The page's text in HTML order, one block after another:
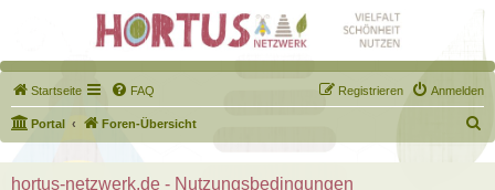
Startseite FAQ Anmelden
Registrieren
Portal Foren-Übersicht
u
hortus-netzwerk.de - Nutzungsbedingungen